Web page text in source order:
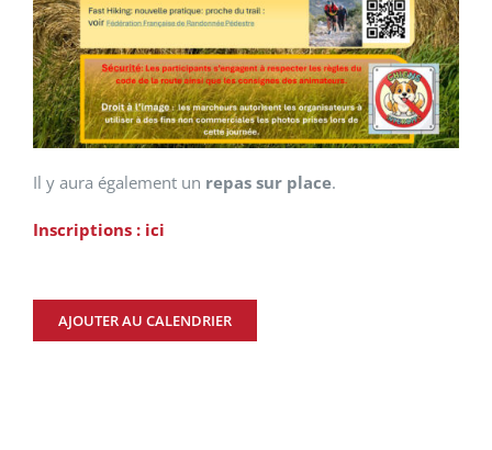
Il y aura également un repas sur place.
Inscriptions : ici
AJOUTER AU CALENDRIER